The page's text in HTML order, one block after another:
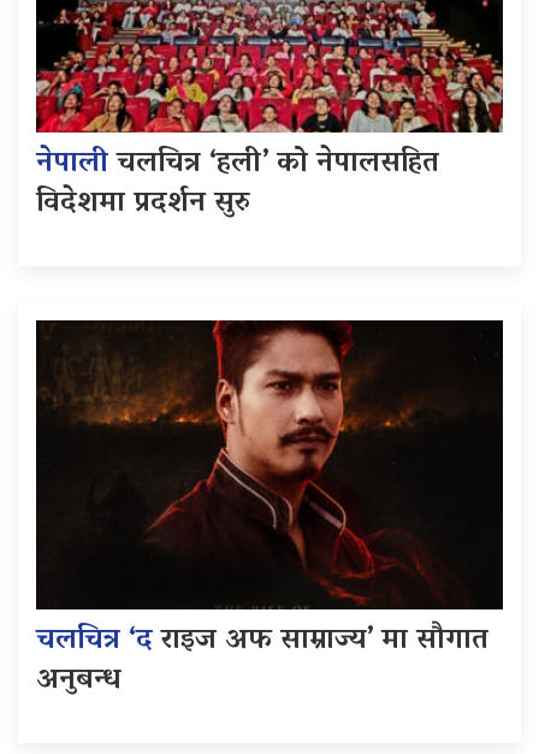
नेपालीचलचित्र ‘हली’ को नेपालसहित
विदेशमा प्रदर्शन सुरु
चलचित्र ‘दराइज अफ साम्राज्य’ मा सौगात
अनुबन्ध